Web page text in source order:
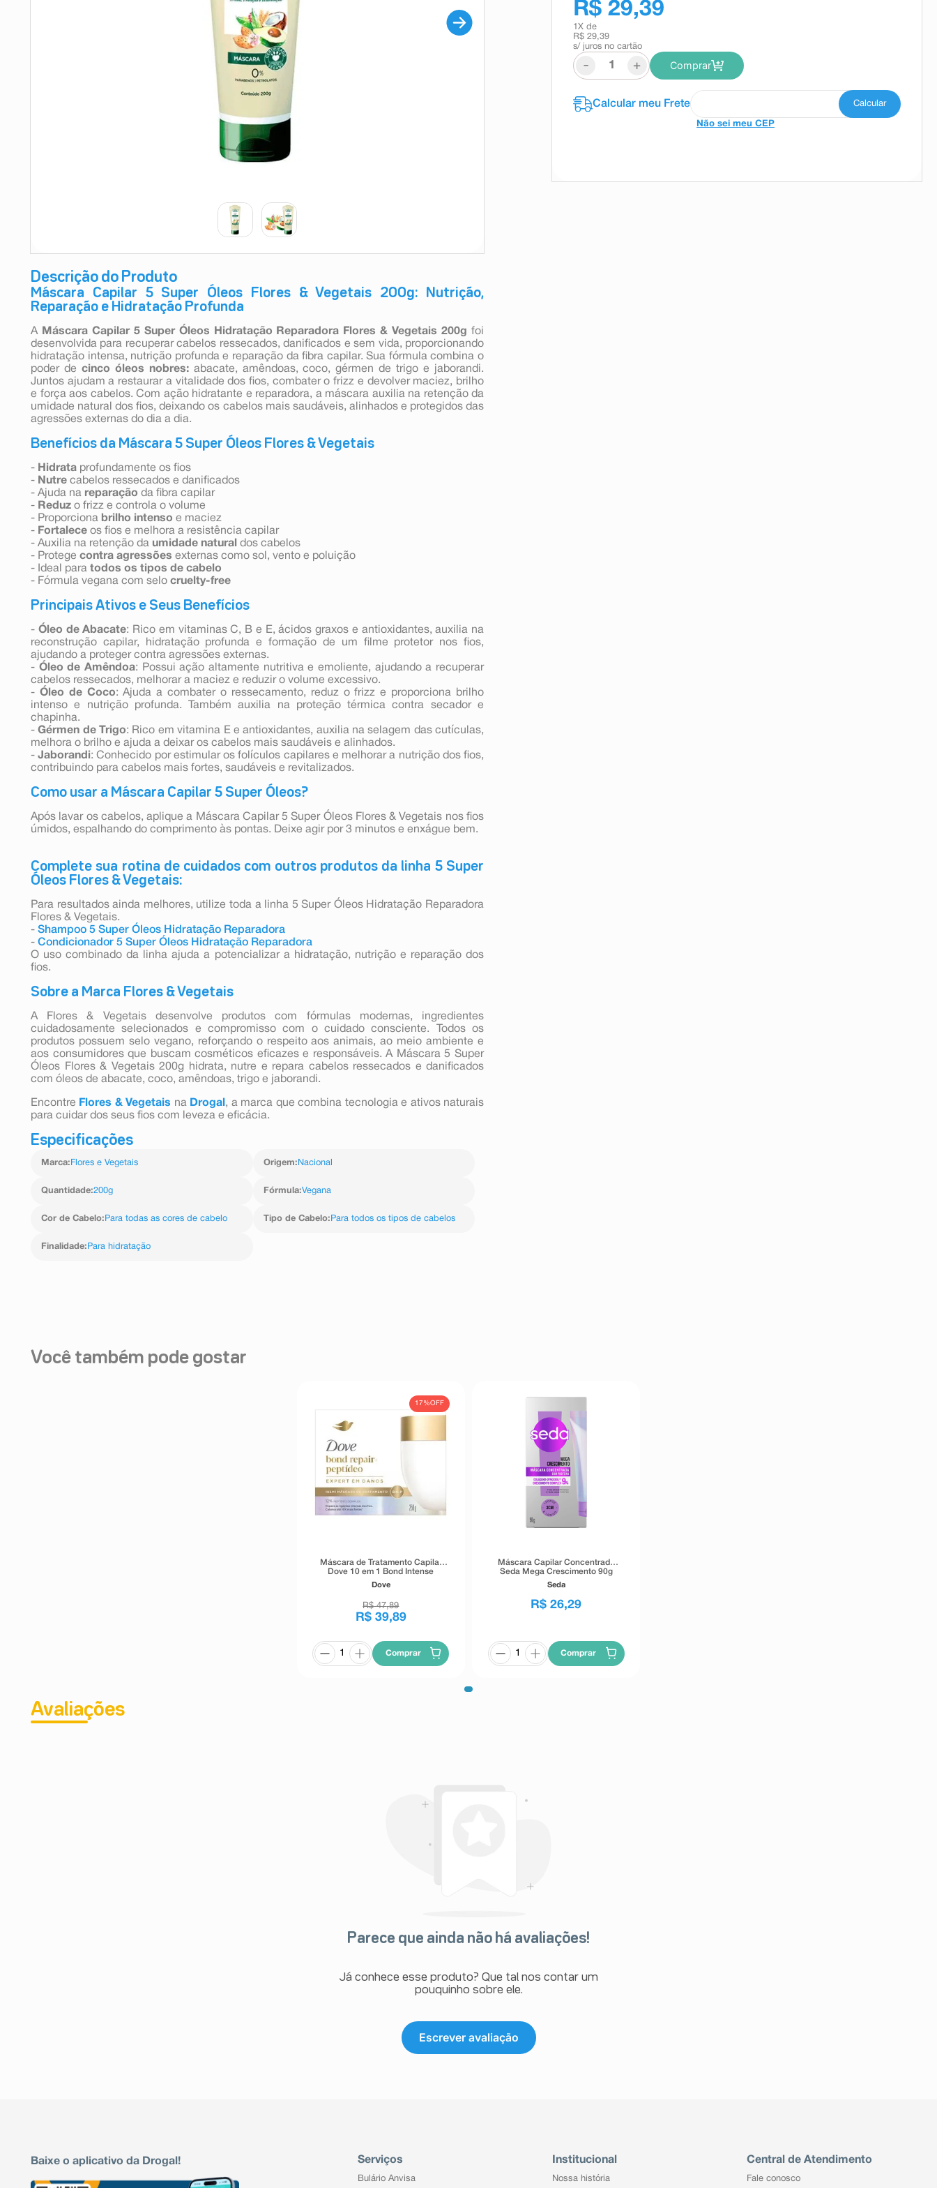
Descrição do Produto
Máscara Capilar 5 Super Óleos Flores & Vegetais 200g: Nutrição,
Reparação e Hidratação Profunda
A Máscara Capilar 5 Super Óleos Hidratação Reparadora Flores & Vegetais 200g foi
desenvolvida para recuperar cabelos ressecados, danificados e sem vida, proporcionando
hidratação intensa, nutrição profunda e reparação da fibra capilar. Sua fórmula combina o
poder de cinco óleos nobres: abacate, amêndoas, coco, gérmen de trigo e jaborandi.
Juntos ajudam a restaurar a vitalidade dos fios, combater o frizz e devolver maciez, brilho
e força aos cabelos. Com ação hidratante e reparadora, a máscara auxilia na retenção da
umidade natural dos fios, deixando os cabelos mais saudáveis, alinhados e protegidos das
agressões externas do dia a dia.
Benefícios da Máscara 5 Super Óleos Flores & Vegetais
- Hidrata profundamente os fios
- Nutre cabelos ressecados e danificados
- Ajuda na reparação da fibra capilar
- Reduz o frizz e controla o volume
- Proporciona brilho intenso e maciez
- Fortalece os fios e melhora a resistência capilar
- Auxilia na retenção da umidade natural dos cabelos
- Protege contra agressões externas como sol, vento e poluição
- Ideal para todos os tipos de cabelo
- Fórmula vegana com selo cruelty-free
Principais Ativos e Seus Benefícios
- Óleo de Abacate: Rico em vitaminas C, B e E, ácidos graxos e antioxidantes, auxilia na
reconstrução capilar, hidratação profunda e formação de um filme protetor nos fios,
ajudando a proteger contra agressões externas.
- Óleo de Amêndoa: Possui ação altamente nutritiva e emoliente, ajudando a recuperar
cabelos ressecados, melhorar a maciez e reduzir o volume excessivo.
- Óleo de Coco: Ajuda a combater o ressecamento, reduz o frizz e proporciona brilho
intenso e nutrição profunda. Também auxilia na proteção térmica contra secador e
chapinha.
-Gérmen de Trigo: Rico em vitamina E e antioxidantes, auxilia na selagem das cutículas,
melhora o brilho e ajuda a deixar os cabelos mais saudáveis e alinhados.
-Jaborandi: Conhecido por estimular os folículos capilares e melhorar a nutrição dos fios,
contribuindo para cabelos mais fortes, saudáveis e revitalizados.
Como usar a Máscara Capilar 5 Super Óleos?
Após lavar os cabelos, aplique a Máscara Capilar 5 Super Óleos Flores & Vegetais nos fios
úmidos, espalhando do comprimento às pontas. Deixe agir por 3 minutos e enxágue bem.
Complete sua rotina de cuidados com outros produtos da linha 5 Super
Óleos Flores & Vegetais:
Para resultados ainda melhores, utilize toda a linha 5 Super Óleos Hidratação Reparadora
Flores & Vegetais.
- Shampoo 5 Super Óleos Hidratação Reparadora
- Condicionador 5 Super Óleos Hidratação Reparadora
O uso combinado da linha ajuda a potencializar a hidratação, nutrição e reparação dos
fios.
Sobre a Marca Flores & Vegetais
A Flores & Vegetais desenvolve produtos com fórmulas modernas, ingredientes
cuidadosamente selecionados e compromisso com o cuidado consciente. Todos os
produtos possuem selo vegano, reforçando o respeito aos animais, ao meio ambiente e
aos consumidores que buscam cosméticos eficazes e responsáveis. A Máscara 5 Super
Óleos Flores & Vegetais 200g hidrata, nutre e repara cabelos ressecados e danificados
com óleos de abacate, coco, amêndoas, trigo e jaborandi.
Encontre Flores & Vegetais na Drogal , a marca que combina tecnologia e ativos naturais
para cuidar dos seus fios com leveza e eficácia.
Especificações
Marca: Flores e Vegetais Origem: Nacional
Quantidade:200g Fórmula:Vegana
Cor de Cabelo: Para todas as cores de cabelo Tipo de Cabelo: Para todos os tipos de cabelos
Finalidade: Para hidratação
R$ 29,39
1 X de
R$ 29,39
s/ juros no cartão
- + Comprar
Não sei meu CEP
Você também pode gostar
17%OFF
Máscara de Tratamento Capilar
Dove 10 em 1 Bond Intense
Repair+ Peptídeo 250g
Dove
R$ 47,89
R$ 39,89
Comprar
Máscara Capilar Concentrada
Seda Mega Crescimento 90g
Seda
R$ 26,29
Comprar
Avaliações
Parece que ainda não há avaliações!
Já conhece esse produto? Que tal nos contar um
pouquinho sobre ele.
Escrever avaliação
Baixe o aplicativo da Drogal! Serviços
Bulário Anvisa
Institucional
Nossa história
Central de Atendimento
Fale conosco
absorvente
shampoo